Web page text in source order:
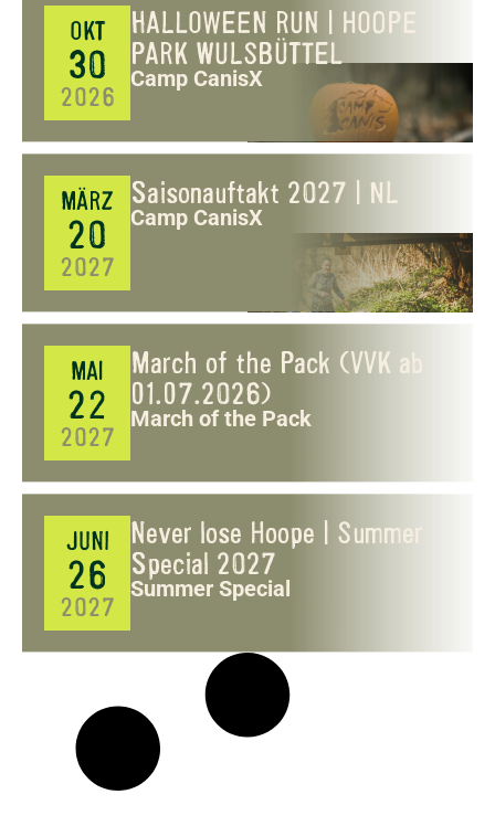
OKT
30
2026
HALLOWEEN RUN | HOOPE
PARK WULSBÜTTEL
Camp CanisX
MÄRZ
20
2027
Saisonauftakt 2027 | NL
Camp CanisX
MAI
22
2027
March of the Pack (VVK ab
01.07.2026)
March of the Pack
JUNI
26
2027
Never lose Hoope | Summer
Special 2027
Summer Special